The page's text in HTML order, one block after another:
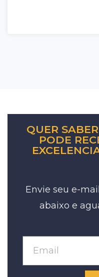
QUER
PODE
Envie seu e-
abaixo e